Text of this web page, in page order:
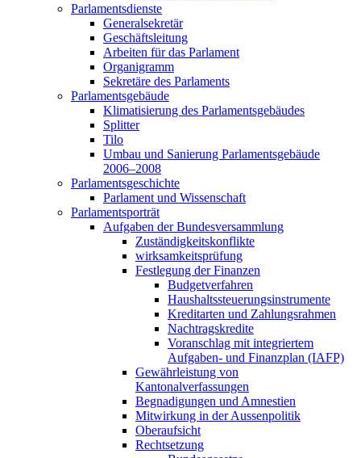
Parlamentsdienste
Generalsekretär
Geschäftsleitung
Arbeiten für das Parlament
Organigramm
Sekretäre des Parlaments
Parlamentsgebäude
Klimatisierung des Parlamentsgebäudes
Splitter
Tilo
Umbau und Sanierung Parlamentsgebäude
2006–2008
Parlamentsgeschichte
Parlament und Wissenschaft
Parlamentsporträt
Aufgaben der Bundesversammlung
Zuständigkeitskonflikte
wirksamkeitsprüfung
Festlegung der Finanzen
Budgetverfahren
Haushaltssteuerungsinstrumente
Kreditarten und Zahlungsrahmen
Nachtragskredite
Voranschlag mit integriertem
Aufgaben- und Finanzplan (IAFP)
Gewährleistung von
Kantonalverfassungen
Begnadigungen und Amnestien
Mitwirkung in der Aussenpolitik
Oberaufsicht
Rechtsetzung